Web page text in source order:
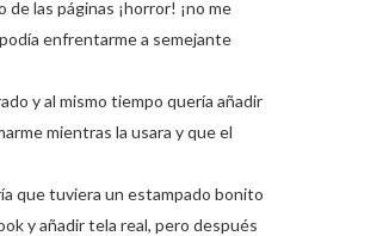
las páginas ¡horror! ¡no me
enfrentarme a semejante
y al mismo tiempo quería añadir
mientras la usara y que el
que tuviera un estampado bonito
y añadir tela real, pero después